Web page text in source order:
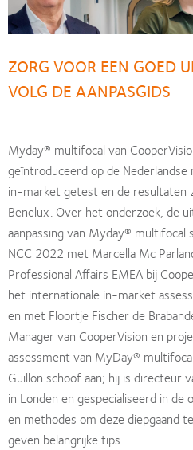
ZORG VOOR EEN GOED
VOLG DE AANPASGIDS
Myday® multifocal van
geïntroduceerd op de
in-market getest en de resultaten
Benelux. Over het onderzoek, de
aanpassing van Myday® multifocal
NCC 2022 met Marcella Mc
Professional Affairs EMEA bij
het internationale in-market
en met Floortje Fischer de
Manager van CooperVision en
assessment van MyDay®
Guillon schoof aan; hij is directeur
in Londen en gespecialiseerd in
en methodes om deze diepgaand
geven belangrijke tips.